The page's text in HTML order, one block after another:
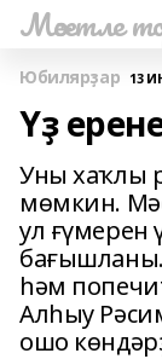
Мәсетле
Юбилярҙар 13
Үҙ
Уны хаҡлы
мөмкин.
ул ғүмерен
һәм
Алһыу
ошо